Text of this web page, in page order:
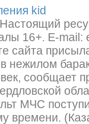
kid
16+. E-mail:
сайта
нежилом
сообщает
МЧС
времени.